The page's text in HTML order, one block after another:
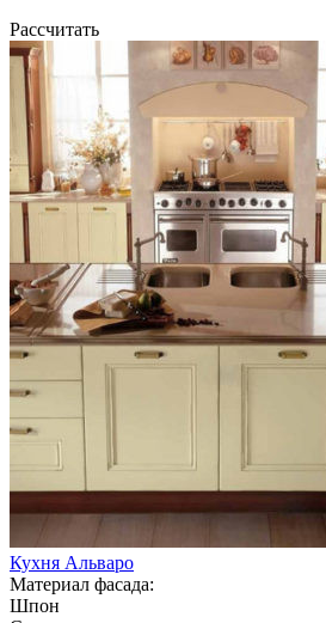
Рассчитать
Кухня Альваро
Материал фасада:
Шпон